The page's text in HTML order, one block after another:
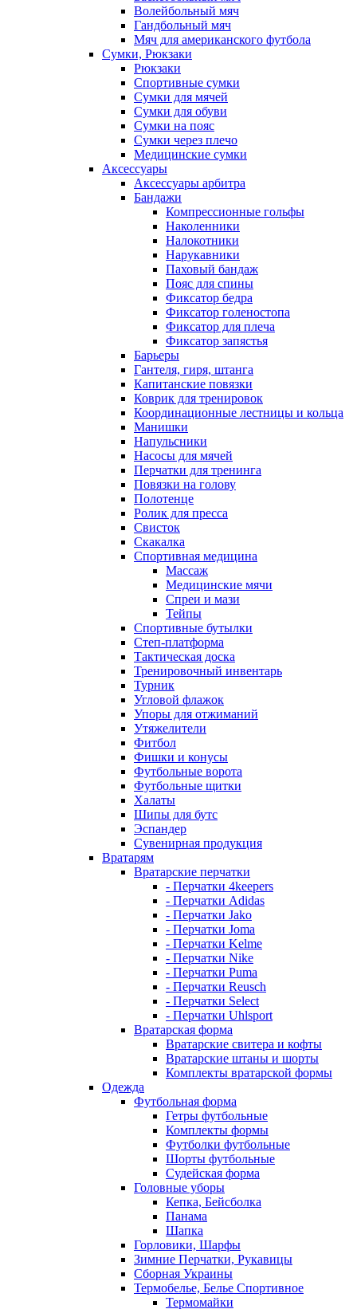
Волейбольный мяч
Гандбольный мяч
Мяч для американского футбола
Сумки, Рюкзаки
Рюкзаки
Спортивные сумки
Сумки для мячей
Сумки для обуви
Сумки на пояс
Сумки через плечо
Медицинские сумки
Аксессуары
Аксессуары арбитра
Бандажи
Компрессионные гольфы
Наколенники
Налокотники
Нарукавники
Паховый бандаж
Пояс для спины
Фиксатор бедра
Фиксатор голеностопа
Фиксатор для плеча
Фиксатор запястья
Барьеры
Гантеля, гиря, штанга
Капитанские повязки
Коврик для тренировок
Координационные лестницы и кольца
Манишки
Напульсники
Насосы для мячей
Перчатки для тренинга
Повязки на голову
Полотенце
Ролик для пресса
Свисток
Скакалка
Спортивная медицина
Массаж
Медицинские мячи
Спреи и мази
Тейпы
Спортивные бутылки
Степ-платформа
Тактическая доска
Тренировочный инвентарь
Турник
Угловой флажок
Упоры для отжиманий
Утяжелители
Фитбол
Фишки и конусы
Футбольные ворота
Футбольные щитки
Халаты
Шипы для бутс
Эспандер
Сувенирная продукция
Вратарям
Вратарские перчатки
- Перчатки 4keepers
- Перчатки Adidas
- Перчатки Jako
- Перчатки Joma
- Перчатки Kelme
- Перчатки Nike
- Перчатки Puma
- Перчатки Reusch
- Перчатки Select
- Перчатки Uhlsport
Вратарская форма
Вратарские свитера и кофты
Вратарские штаны и шорты
Комплекты вратарской формы
Одежда
Футбольная форма
Гетры футбольные
Комплекты формы
Футболки футбольные
Шорты футбольные
Судейская форма
Головные уборы
Кепка, Бейсболка
Панама
Шапка
Горловики, Шарфы
Зимние Перчатки, Рукавицы
Сборная Украины
Термобелье, Белье Спортивное
Термомайки